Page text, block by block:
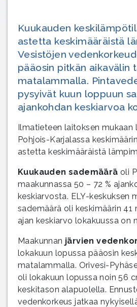
Kuukauden
astetta keskimääräistä
Vesistöjen
pääosin pitkän aikavälin
matalammalla.
pysyivät kuun loppuun
ajankohdan keskiarvoa
Ilmatieteen laitoksen mukaan
Pohjois-Karjalassa
astetta keskimääräistä
Kuukauden sademäärä oli
maakunnassa 50 – 72 %
keskiarvosta. ELY-keskuksen
sademäärä oli keskimäärin 41
ajan keskiarvo lokakuussa on
Maakunnan järvien
lokakuun lopussa pääosin
matalammalla. Orivesi-
oli lokakuun lopussa noin 56
keskitason alapuolella.
vedenkorkeus jatkaa